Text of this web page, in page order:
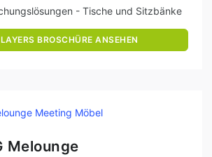
- Tische und Sitzbänke
BROSCHÜRE ANSEHEN
Melounge